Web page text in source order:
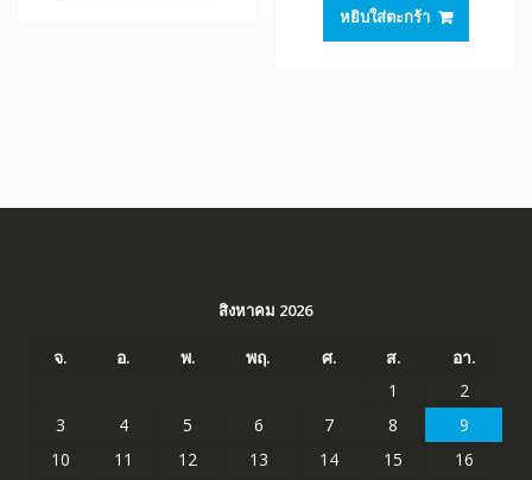
฿1,520.00.
หยิบใส่ตะกร้า
สิงหาคม 2026
จ. อ. พ. พฤ. ศ. ส.
อา.
1
2
3
4 5 6 7 8
9
10
11 12 13 14 15
16